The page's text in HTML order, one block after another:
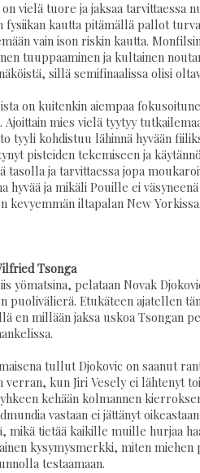
vielä tuore ja jaksaa tarvittaessa
fysiikan kautta pitämällä pallot
vain ison riskin kautta.
tuuppaaminen ja kultainen
sillä semifinaalissa olisi
on kuitenkin aiempaa
mies vielä tyytyy
tyyli kohdistuu lähinnä hyvään
pisteiden tekemiseen ja
tasolla ja tarvittaessa jopa
hyvää ja mikäli Pouille ei
kevyemmän iltapalan New Yorkissa.
Tsonga
yömatsina, pelataan Novak
puolivälierä. Etukäteen ajatellen
en millään jaksa uskoa Tsongan
tullut Djokovic on saanut
verran, kun Jiri Vesely ei lähtenyt
kehään kolmannen
vastaan ei jättänyt
mikä tietää kaikille muille hurjaa
kysymysmerkki, miten
testaamaan.